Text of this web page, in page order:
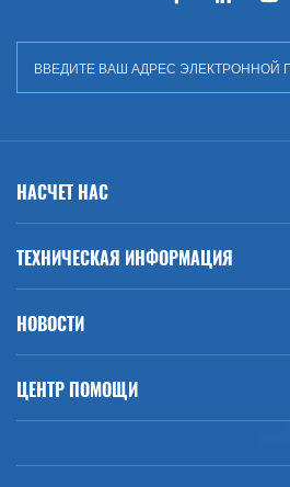
автозапчастей для Audi,
НАСЧЕТ НАС
ТЕХНИЧЕСКАЯ ИНФОРМАЦИЯ
НОВОСТИ
ЦЕНТР ПОМОЩИ